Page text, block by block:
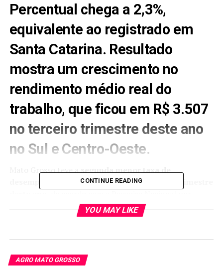
Percentual chega a 2,3%,
equivalente ao registrado em
Santa Catarina. Resultado
mostra um crescimento no
rendimento médio real do
trabalho, que ficou em R$ 3.507
no terceiro trimestre deste ano
no Sul e Centro-Oeste.
Mato Grosso teve asegunda menortaxa de
desemprego do país, com 2,3%, no terceiro trimestre
Amostra de Domicílios Contínua (PNAD Contínua), do
Instituto Brasileiro de Geografia e Estatística (IBGE). Os
com o mesmo percentual, mas seguido por Rondônia e
CONTINUE READING
YOU MAY LIKE
AGRO MATO GROSSO